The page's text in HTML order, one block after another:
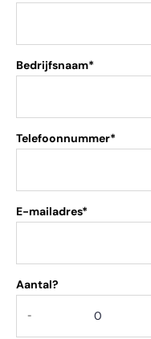
Bedrijfsnaam*
Telefoonnummer*
E-mailadres*
Aantal?
-